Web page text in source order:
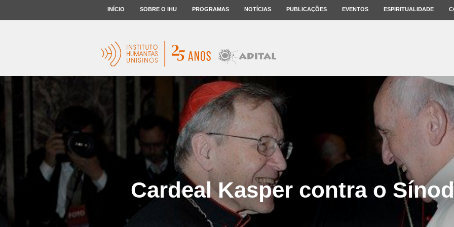
INÍCIO SOBRE O IHU PROGRAMAS NOTÍCIAS PUBLICAÇÕES EVENTOS ESPIRITUALIDADE
Cardeal Kasper contra o